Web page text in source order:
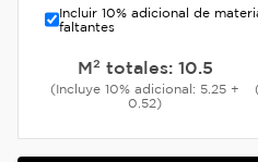
Incluir 10% adicional de
faltantes
M² totales: 10.5
(Incluye 10% adicional: 5.25 +
0.52)